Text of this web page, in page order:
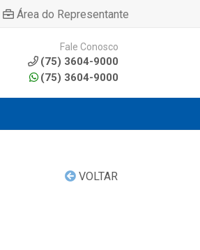
Área do Representante
Fale Conosco
(75) 3604-9000
(75) 3604-9000
VOLTAR